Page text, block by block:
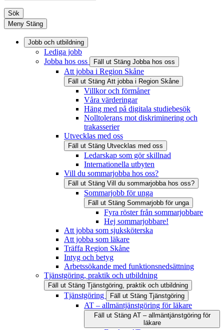
Sök
Meny Stäng
Jobb och utbildning
Lediga jobb
Jobba hos oss
Fäll ut Stäng Jobba hos oss
Att jobba i Region Skåne
Fäll ut Stäng Att jobba i Region Skåne
Villkor och förmåner
Våra värderingar
Häng med på digitala studiebesök
Nolltolerans mot diskriminering och
trakasserier
Utvecklas med oss
Fäll ut Stäng Utvecklas med oss
Ledarskap som gör skillnad
Internationella utbyten
Vill du sommarjobba hos oss?
Fäll ut Stäng Vill du sommarjobba hos oss?
Sommarjobb för unga
Fäll ut Stäng Sommarjobb för unga
Fyra röster från sommarjobbare
Hej sommarjobbare!
Att jobba som sjuksköterska
Att jobba som läkare
Träffa Region Skåne
Intyg och betyg
Arbetssökande med funktionsnedsättning
Tjänstgöring, praktik och utbildning
Fäll ut Stäng Tjänstgöring, praktik och utbildning
Tjänstgöring Fäll ut Stäng Tjänstgöring
AT – allmäntjänstgöring för läkare
Fäll ut Stäng AT – allmäntjänstgöring för
läkare